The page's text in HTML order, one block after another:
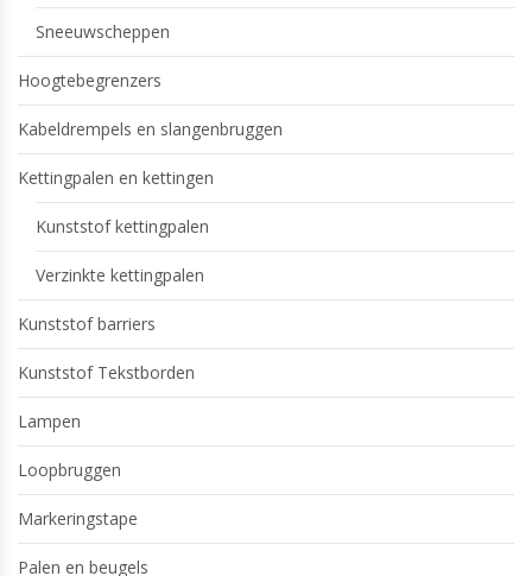
Sneeuwscheppen
Hoogtebegrenzers
Kabeldrempels en slangenbruggen
Kettingpalen en kettingen
Kunststof kettingpalen
Verzinkte kettingpalen
Kunststof barriers
Kunststof Tekstborden
Lampen
Loopbruggen
Markeringstape
Palen en beugels